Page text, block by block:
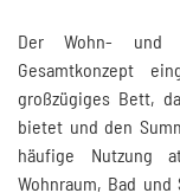
Der Wohn- und
Gesamtkonzept
großzügiges Bett,
bietet und den
häufige Nutzung
Wohnraum, Bad